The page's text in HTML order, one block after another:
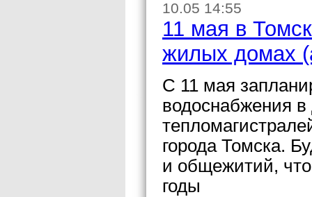
10.05 14:55
11 мая в
жилых домах
С 11 мая
водоснабжения в
города Томска.
и общежитий,
годы